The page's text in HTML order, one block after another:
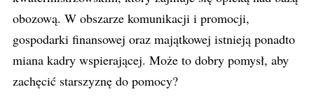
obozową. W obszarze komunikacji i promocji,
gospodarki finansowej oraz majątkowej istnieją ponadto
miana kadry wspierającej. Może to dobry pomysł, aby
zachęcić starszyznę do pomocy?